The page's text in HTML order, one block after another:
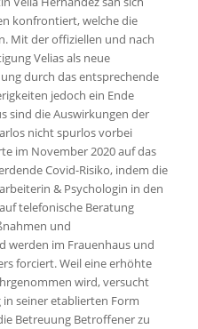
konfrontiert, welche die
Mit der offiziellen und nach
Velias als neue
durch das entsprechende
jedoch ein Ende
sind die Auswirkungen der
nicht spurlos vorbei
im November 2020 auf das
Covid-Risiko, indem die
& Psychologin in den
telefonische Beratung
und
werden im Frauenhaus und
forciert. Weil eine erhöhte
wird, versucht
in seiner etablierten Form
Betreuung Betroffener zu